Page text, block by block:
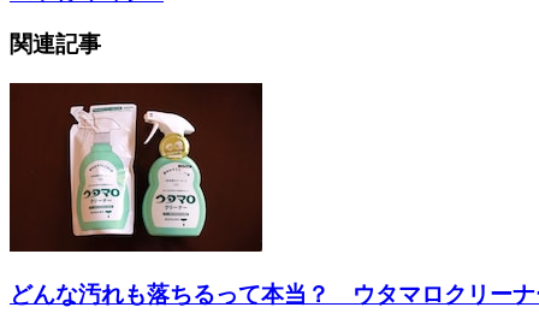
関連記事
どんな汚れも落ちるって本当？ ウタマロクリーナ